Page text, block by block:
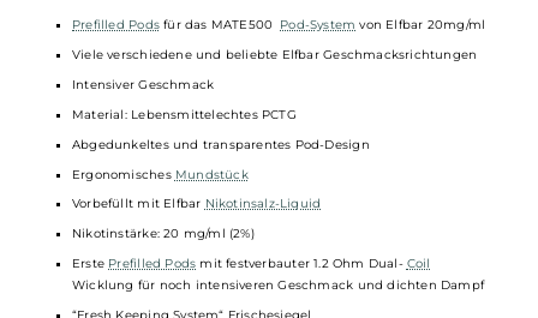
höheren Dosen pro Zug aufzunehmen, andererseits erfolgt
die Aufnahme des Nikotins schneller als gewohnt. Natürlich
ist bei höheren Nikotingehalten darauf zu achten, dass es
erreichen.
Technische Daten
Prefilled Podsfür das MATE500 Pod-System von Elfbar 20mg/